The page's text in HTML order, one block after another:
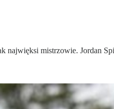
najwięksi mistrzowie. Jordan